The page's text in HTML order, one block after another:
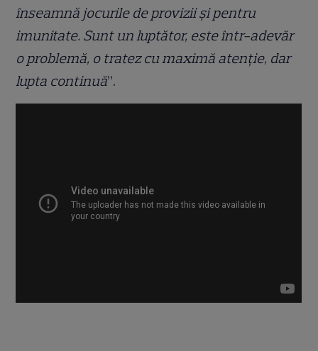
înseamnă jocurile de provizii și pentru
imunitate. Sunt un luptător, este într-adevăr
o problemă, o tratez cu maximă atenție, dar
lupta continuă”.